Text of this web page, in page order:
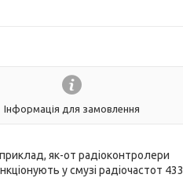
Інформація для замовлення
як-от радіоконтролери
у смузі радіочастот 433